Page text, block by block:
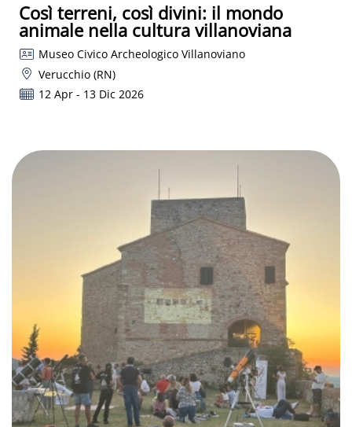
Così terreni, così divini: il mondo
animale nella cultura villanoviana
Museo Civico Archeologico Villanoviano
Verucchio (RN)
12 Apr - 13 Dic 2026